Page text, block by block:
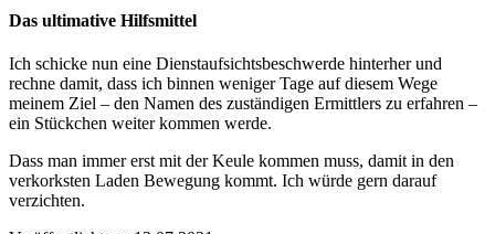
Das ultimative Hilfsmittel
Ich schicke nun eine Dienstaufsichtsbeschwerde hinterher und
rechne damit, dass ich binnen weniger Tage auf diesem Wege
meinem Ziel – den Namen des zuständigen Ermittlers zu erfahren –
ein Stückchen weiter kommen werde.
Dass man immer erst mit der Keule kommen muss, damit in den
verkorksten Laden Bewegung kommt. Ich würde gern darauf
verzichten.